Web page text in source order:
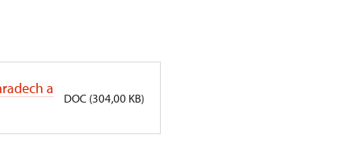
a
DOC (304,00 KB)